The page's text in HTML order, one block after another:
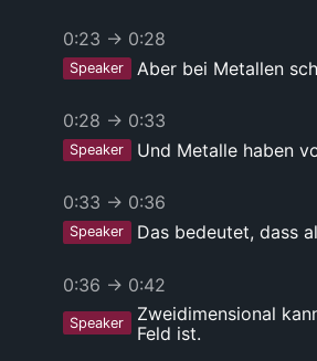
0:23 → 0:28
Speaker Aber bei Metallen
0:28 → 0:33
Speaker Und Metalle haben
0:33 → 0:36
Speaker Das bedeutet, dass
0:36 → 0:42
Speaker
Zweidimensional
Feld ist.